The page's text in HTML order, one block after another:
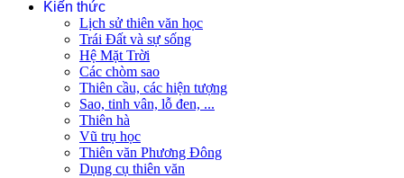
Kiến thức
Lịch sử thiên văn học
Trái Đất và sự sống
Hệ Mặt Trời
Các chòm sao
Thiên cầu, các hiện tượng
Sao, tinh vân, lỗ đen, ...
Thiên hà
Vũ trụ học
Thiên văn Phương Đông
Dụng cụ thiên văn